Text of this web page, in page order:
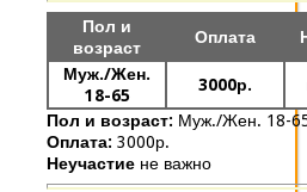
Пол и
возраст
Оплата
Муж./Жен.
18-65
3000р.
Пол и возраст: Муж./Жен. 18-
Оплата: 3000р.
Неучастие не важно